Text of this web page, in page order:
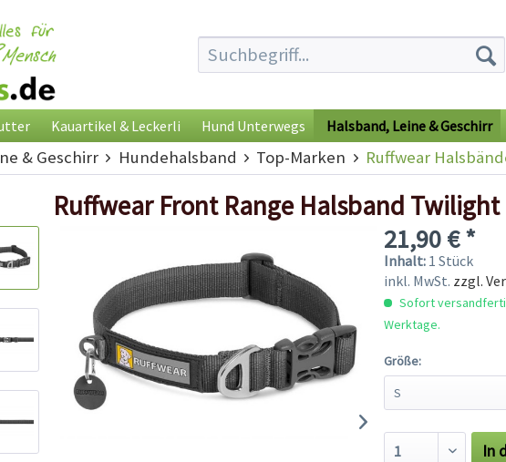
Kauartikel & Leckerli Hund Unterwegs Halsband, Leine & Geschirr
& Geschirr Hundehalsband Top-Marken Ruffwear
Ruffwear Front Range Halsband Twilight
21,90 € *
Inhalt: 1 Stück
inkl. MwSt. zzgl.
Sofort
Werktage.
Größe:
In